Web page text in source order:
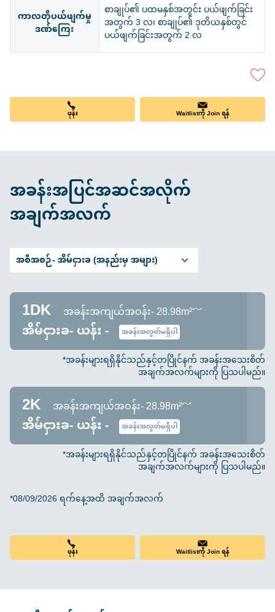
ကာလတိုပယ်ဖျက်မှု
ဒဏ်ကြေး
စာချုပ်၏ ပထမနှစ်အတွင်း ပယ်ဖျက်ခြင်း
အတွက် 3 လ၊ စာချုပ်၏ ဒုတိယနှစ်တွင်
ပယ်ဖျက်ခြင်းအတွက် 2 လ
ဖုန်း Waitlistကို Join ရန်
အခန်းအပြင်အဆင်အလိုက်
အချက်အလက်
အစီအစဉ်-အိမ်ငှားခ (အနည်းမှ အများ)
1DK အခန်းအကျယ်အဝန်း- 28.98m²～
အိမ်ငှားခ- ယန်း - အခန်းအလွတ်မရှိပါ
*အခန်းများရရှိနိုင်သည်နှင့်တပြိုင်နက် အခန်းအသေးစိတ်
အချက်အလက်များကို ပြသပါမည်။
2K အခန်းအကျယ်အဝန်း- 28.98m²～
အိမ်ငှားခ- ယန်း - အခန်းအလွတ်မရှိပါ
*အခန်းများရရှိနိုင်သည်နှင့်တပြိုင်နက် အခန်းအသေးစိတ်
အချက်အလက်များကို ပြသပါမည်။
*08/09/2026 ရက်နေ့အထိ အချက်အလက်
ဖုန်း Waitlistကို Join ရန်